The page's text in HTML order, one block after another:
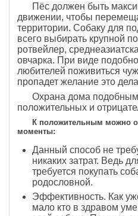
Пёс должен быть
движении, чтобы
территории. Собаку для
всего выбирать крупной
ротвейлер,
овчарка. При виде
любителей поживиться
пропадет желание это
Охрана дома
положительных и
К положительным можно
моменты:
Данный способ не
никаких затрат. Ведь
требуется покупать
родословной.
Эффективность. Как
мало кто в здравом